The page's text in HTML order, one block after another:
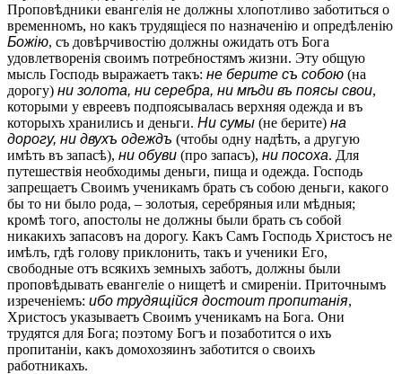
Проповѣдники евангелія не должны хлопотливо заботиться о
временномъ, но какъ трудящіеся по назначенію и опредѣленію
Божію, съ довѣрчивостію должны ожидать отъ Бога
удовлетворенія своимъ потребностямъ жизни. Эту общую
мысль Господь выражаетъ такъ: не берите съ собою (на
дорогу) ни золота, ни серебра, ни мѣди въ поясы свои,
которыми у евреевъ подпоясывалась верхняя одежда и въ
которыхъ хранились и деньги. Ни сумы (не берите) на
дорогу, ни двухъ одеждъ (чтобы одну надѣть, а другую
имѣть въ запасѣ), ни обуви (про запасъ), ни посоха. Для
путешествія необходимы деньги, пища и одежда. Господь
запрещаетъ Своимъ ученикамъ брать съ собою деньги, какого
бы то ни было рода, – золотыя, серебряныя или мѣдныя;
кромѣ того, апостолы не должны были брать съ собой
никакихъ запасовъ на дорогу. Какъ Самъ Господь Христосъ не
имѣлъ, гдѣ голову приклонить, такъ и ученики Его,
свободные отъ всякихъ земныхъ заботъ, должны были
проповѣдывать евангеліе о нищетѣ и смиреніи. Приточнымъ
изреченіемъ: ибо трудящійся достоит пропитанія,
Христосъ указываетъ Своимъ ученикамъ на Бога. Они
трудятся для Бога; поэтому Богъ и позаботится о ихъ
пропитаніи, какъ домохозяинъ заботится о своихъ
работникахъ.